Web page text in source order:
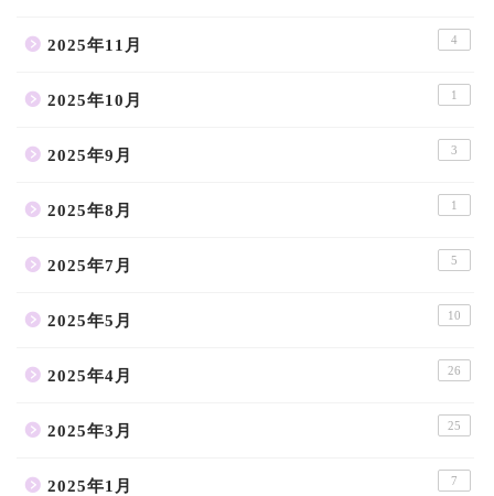
2025年11月 4
2025年10月 1
2025年9月 3
2025年8月 1
2025年7月 5
2025年5月 10
2025年4月 26
2025年3月 25
2025年1月 7